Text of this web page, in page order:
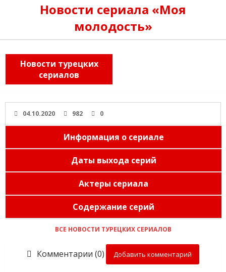
Новости сериала «Моя
молодость»
Новости турецких
сериалов
04.10.2020 982 0
Информация о сериале
Даты выхода серий
Актеры сериала
Содержание серий
ВСЕ НОВОСТИ ТУРЕЦКИХ СЕРИАЛОВ
Комментарии (0) Добавить комментарий